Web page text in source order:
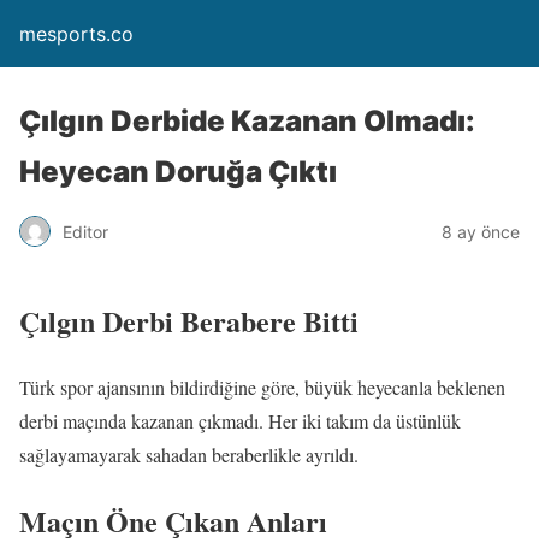
mesports.co
Çılgın Derbide Kazanan Olmadı:
Heyecan Doruğa Çıktı
Editor 8 ay önce
Çılgın Derbi Berabere Bitti
Türk spor ajansının bildirdiğine göre, büyük heyecanla beklenen
derbi maçında kazanan çıkmadı. Her iki takım da üstünlük
sağlayamayarak sahadan beraberlikle ayrıldı.
Maçın Öne Çıkan Anları